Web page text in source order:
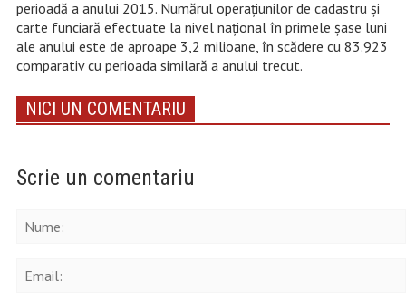
perioadă a anului 2015. Numărul operațiunilor de cadastru și
carte funciară efectuate la nivel național în primele șase luni
ale anului este de aproape 3,2 milioane, în scădere cu 83.923
comparativ cu perioada similară a anului trecut.
NICI UN COMENTARIU
Scrie un comentariu